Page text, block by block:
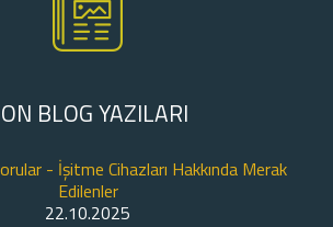
BLOG YAZILARI
- İşitme Cihazları Hakkında Merak
Edilenler
22.10.2025